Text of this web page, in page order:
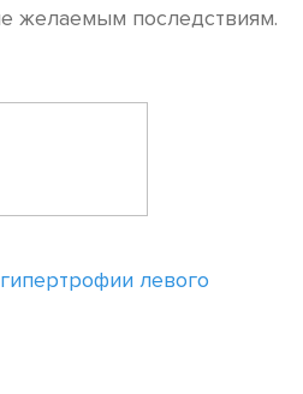
желаемым последствиям.
левого